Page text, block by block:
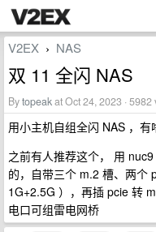
V2EX › NAS
双 11 全闪 NAS
Bytopeakat Oct 24, 2023 · 5982
用小主机自组全闪 NAS ，有
之前有人推荐这个， 用
的，自带三个 m.2 槽、两个
1G+2.5G ），再插 pcie 转
电口可组雷电网桥